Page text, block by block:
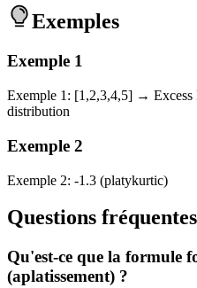
Exemples
Exemple 1
Exemple 1: [1,2,3,4,5] → Excess
distribution
Exemple 2
Exemple 2: -1.3 (platykurtic)
Questions fréquentes
Qu'est-ce que la formule
(aplatissement) ?